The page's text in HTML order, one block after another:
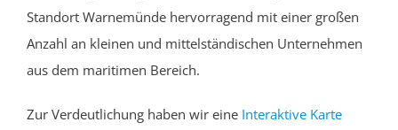
Standort Warnemünde hervorragend mit einer großen
Anzahl an kleinen und mittelständischen Unternehmen
aus dem maritimen Bereich.
Zur Verdeutlichung haben wir eine Interaktive Karte